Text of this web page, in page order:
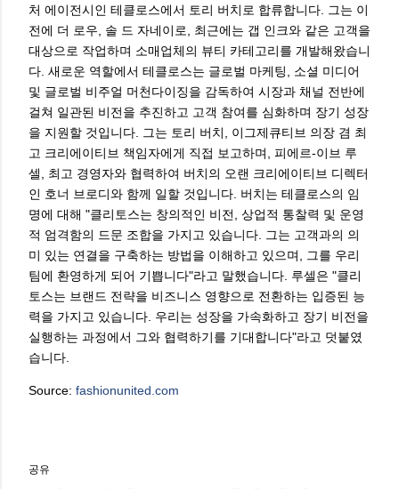
처 에이전시인 테클로스에서 토리 버치로 합류합니다. 그는 이
전에 더 로우, 솔 드 자네이로, 최근에는 갭 인크와 같은 고객을
대상으로 작업하며 소매업체의 뷰티 카테고리를 개발해왔습니
다. 새로운 역할에서 테클로스는 글로벌 마케팅, 소셜 미디어
및 글로벌 비주얼 머천다이징을 감독하여 시장과 채널 전반에
걸쳐 일관된 비전을 추진하고 고객 참여를 심화하며 장기 성장
을 지원할 것입니다. 그는 토리 버치, 이그제큐티브 의장 겸 최
고 크리에이티브 책임자에게 직접 보고하며, 피에르-이브 루
셀, 최고 경영자와 협력하여 버치의 오랜 크리에이티브 디렉터
인 호너 브로디와 함께 일할 것입니다. 버치는 테클로스의 임
명에 대해 "클리토스는 창의적인 비전, 상업적 통찰력 및 운영
적 엄격함의 드문 조합을 가지고 있습니다. 그는 고객과의 의
미 있는 연결을 구축하는 방법을 이해하고 있으며, 그를 우리
팀에 환영하게 되어 기쁩니다"라고 말했습니다. 루셀은 "클리
토스는 브랜드 전략을 비즈니스 영향으로 전환하는 입증된 능
력을 가지고 있습니다. 우리는 성장을 가속화하고 장기 비전을
실행하는 과정에서 그와 협력하기를 기대합니다"라고 덧붙였
습니다.
Source: fashionunited.com
공유